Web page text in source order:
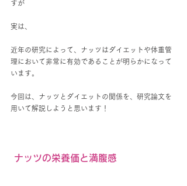
すが
実は、
近年の研究によって、ナッツはダイエットや体重管
理において非常に有効であることが明らかになって
います。
今回は、ナッツとダイエットの関係を、研究論文を
用いて解説しようと思います！
ナッツの栄養価と満腹感